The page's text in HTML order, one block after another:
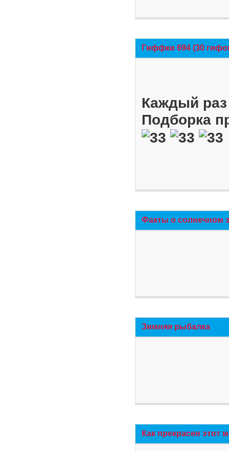
Гиффки 694 (30
Каждый
Подборка
Факты о солнечном
Зимняя рыбалка
Как прекрасен этот